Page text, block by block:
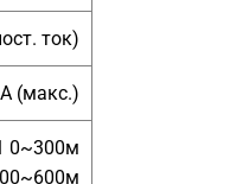
ток)
(макс.)
0~300м